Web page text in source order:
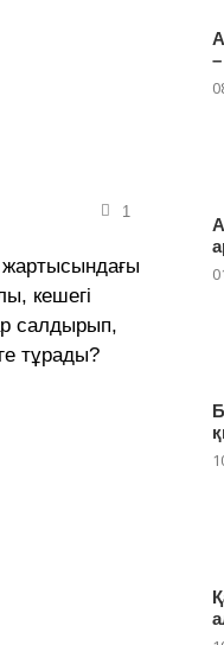
1
жартысындағы
кешегі
салдырып,
тұрады?